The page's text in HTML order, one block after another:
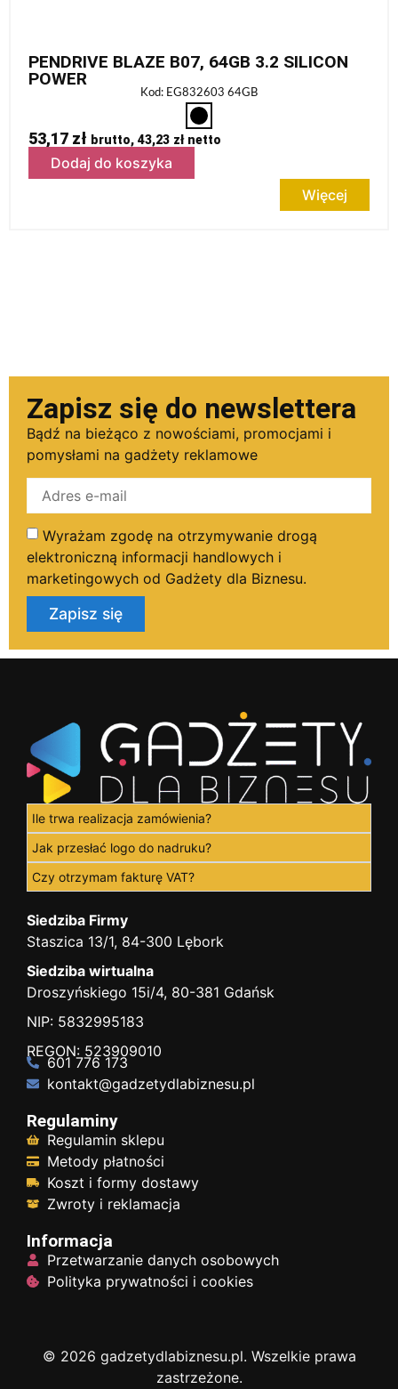
PENDRIVE BLAZE B07, 64GB 3.2 SILICON
POWER
Kod: EG832603 64GB
53,17 zł brutto, 43,23 złnetto
Dodaj do koszyka
Więcej
Zapisz się do newslettera
Bądź na bieżąco z nowościami, promocjami i
pomysłami na gadżety reklamowe
Wyrażam zgodę na otrzymywanie drogą
elektroniczną informacji handlowych i
marketingowych od Gadżety dla Biznesu.
Zapisz się
Ile trwa realizacja zamówienia?
Jak przesłać logo do nadruku?
Czy otrzymam fakturę VAT?
Siedziba Firmy
Staszica 13/1, 84-300 Lębork
Siedziba wirtualna
Droszyńskiego 15i/4, 80-381 Gdańsk
NIP: 5832995183
REGON: 523909010
601 776 173
kontakt@gadzetydlabiznesu.pl
Regulaminy
Regulamin sklepu
Metody płatności
Koszt i formy dostawy
Zwroty i reklamacja
Informacja
Przetwarzanie danych osobowych
Polityka prywatności i cookies
© 2026 gadzetydlabiznesu.pl. Wszelkie prawa
zastrzeżone.